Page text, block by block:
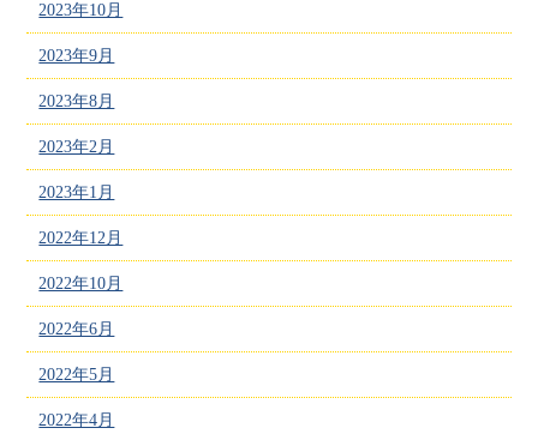
2023年10月
2023年9月
2023年8月
2023年2月
2023年1月
2022年12月
2022年10月
2022年6月
2022年5月
2022年4月